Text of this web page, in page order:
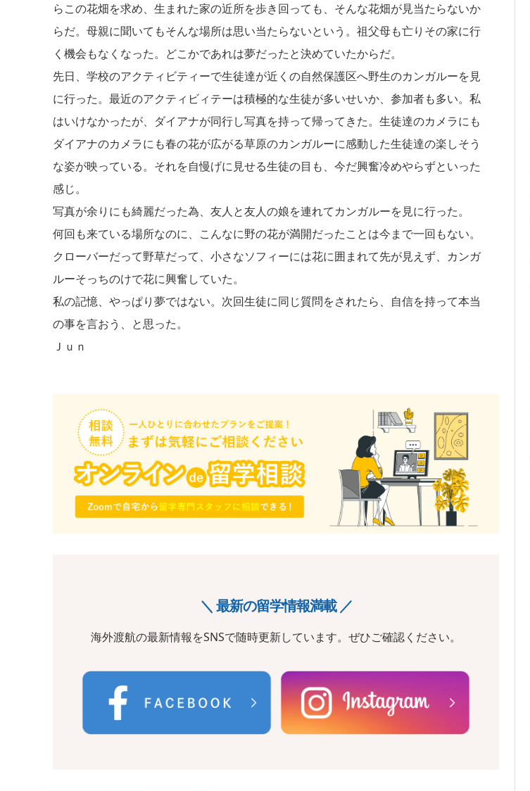
らこの花畑を求め、生まれた家の近所を歩き回っても、そんな花畑が見当たらないか
らだ。母親に聞いてもそんな場所は思い当たらないという。祖父母も亡りその家に行
く機会もなくなった。どこかであれは夢だったと決めていたからだ。
先日、学校のアクティビティーで生徒達が近くの自然保護区へ野生のカンガルーを見
に行った。最近のアクティビィテーは積極的な生徒が多いせいか、参加者も多い。私
はいけなかったが、ダイアナが同行し写真を持って帰ってきた。生徒達のカメラにも
ダイアナのカメラにも春の花が広がる草原のカンガルーに感動した生徒達の楽しそう
な姿が映っている。それを自慢げに見せる生徒の目も、今だ興奮冷めやらずといった
感じ。
写真が余りにも綺麗だった為、友人と友人の娘を連れてカンガルーを見に行った。
何回も来ている場所なのに、こんなに野の花が満開だったことは今まで一回もない。
クローバーだって野草だって、小さなソフィーには花に囲まれて先が見えず、カンガ
ルーそっちのけで花に興奮していた。
私の記憶、やっぱり夢ではない。次回生徒に同じ質問をされたら、自信を持って本当
の事を言おう、と思った。
Ｊｕｎ
＼ 最新の留学情報満載 ／
海外渡航の最新情報をSNSで随時更新しています。ぜひご確認ください。